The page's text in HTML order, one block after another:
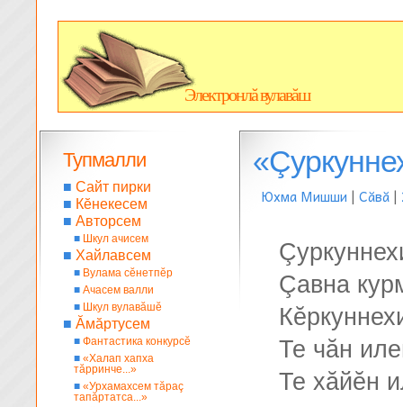
Электронлă вулавăш
Юхма Мишши | Сăвă |
Çавна
Те чăн
Те хăйĕн
Тупмалли
■ Сайт пирки
■ Кĕнекесем
■ Авторсем
■ Шкул ачисем
■ Хайлавсем
■ Вулама сĕнетпĕр
■ Ачасем валли
■ Шкул вулавăшĕ
■ Ăмăртусем
■ Фантастика конкурсĕ
■ «Халап хапха
тăрринче...»
■ «Урхамахсем тăраç
тапăртатса...»